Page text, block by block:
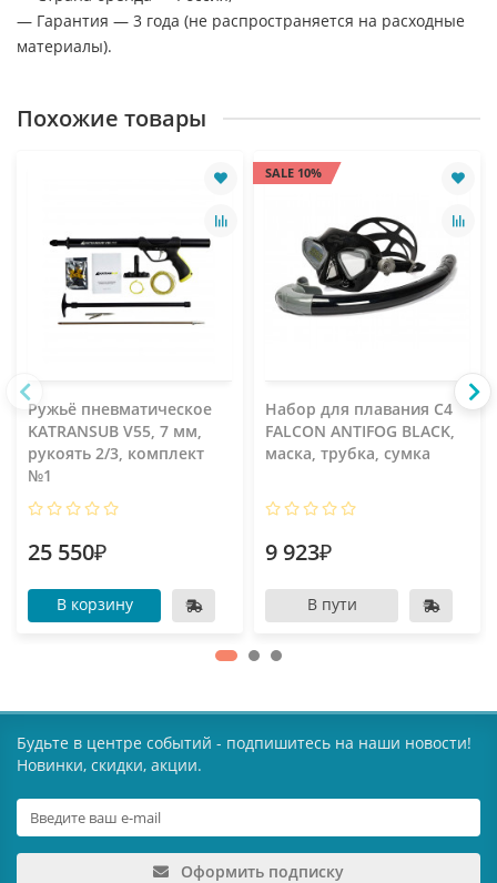
— Гарантия — 3 года (не распространяется на расходные
материалы).
Похожие товары
Ружьё пневматическое
KATRANSUB V55, 7 мм,
рукоять 2/3, комплект
№1
25 550₽
В корзину
SALE 10%
Набор для плавания C4
FALCON ANTIFOG BLACK,
маска, трубка, сумка
9 923₽
В пути
Будьте в центре событий - подпишитесь на наши новости!
Новинки, скидки, акции.
Оформить подписку